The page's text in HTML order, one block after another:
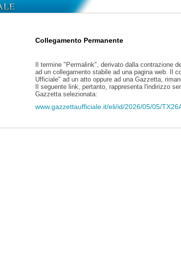
Collegamento Permanente
Il termine "Permalink", derivato dalla contrazione
ad un collegamento stabile ad una pagina web. Il
Ufficiale" ad un atto oppure ad una Gazzetta,
Il seguente link, pertanto, rappresenta l'indirizzo
Gazzetta selezionata:
www.gazzettaufficiale.it/eli/id/2026/05/05/